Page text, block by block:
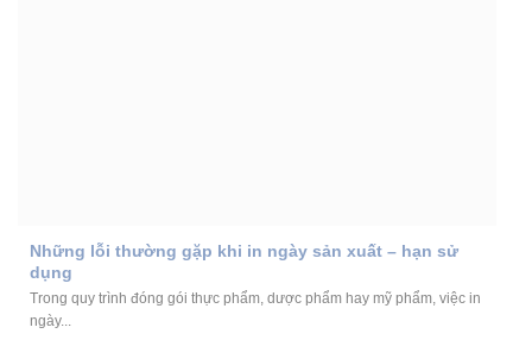
Những lỗi thường gặp khi in ngày sản xuất – hạn sử
dụng
Trong quy trình đóng gói thực phẩm, dược phẩm hay mỹ phẩm, việc in
ngày...